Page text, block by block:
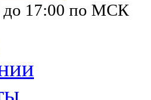
до 17:00 по МСК